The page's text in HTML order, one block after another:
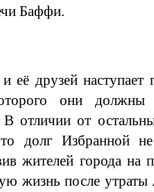
Баффи.
её друзей наступает
они должны
отличии от
долг Избранной
жителей города на
жизнь после утраты